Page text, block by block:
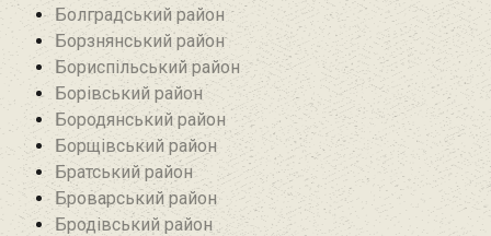
Болградський район
Борзнянський район
Бориспільський район
Борівський район
Бородянський район
Борщівський район‎
Братський район‎
Броварський район
Бродівський район‎